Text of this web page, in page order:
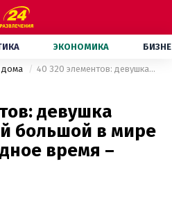
ЭКОНОМИКА
дома 40 320 элементов: девушка собрала самый большой в мире пазл за рекордное время – фото
девушка
большой в мире
время –